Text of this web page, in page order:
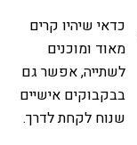
כדאי שיהיו קרים
מאוד ומוכנים
לשתייה, אפשר גם
בבקבוקים אישיים
שנוח לקחת לדרך.